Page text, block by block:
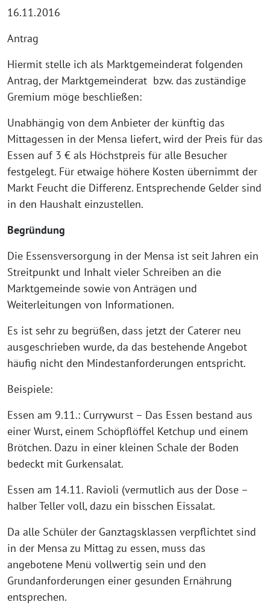
16.11.2016
Antrag
Hiermit stelle ich als Marktgemeinderat folgenden
Antrag, der Marktgemeinderat bzw. das zuständige
Gremium möge beschließen:
Unabhängig von dem Anbieter der künftig das
Mittagessen in der Mensa liefert, wird der Preis für das
Essen auf 3 € als Höchstpreis für alle Besucher
festgelegt. Für etwaige höhere Kosten übernimmt der
Markt Feucht die Differenz. Entsprechende Gelder sind
in den Haushalt einzustellen.
Begründung
Die Essensversorgung in der Mensa ist seit Jahren ein
Streitpunkt und Inhalt vieler Schreiben an die
Marktgemeinde sowie von Anträgen und
Weiterleitungen von Informationen.
Es ist sehr zu begrüßen, dass jetzt der Caterer neu
ausgeschrieben wurde, da das bestehende Angebot
häufig nicht den Mindestanforderungen entspricht.
Beispiele:
Essen am 9.11.: Currywurst – Das Essen bestand aus
einer Wurst, einem Schöpflöffel Ketchup und einem
Brötchen. Dazu in einer kleinen Schale der Boden
bedeckt mit Gurkensalat.
Essen am 14.11. Ravioli (vermutlich aus der Dose –
halber Teller voll, dazu ein bisschen Eissalat.
Da alle Schüler der Ganztagsklassen verpflichtet sind
in der Mensa zu Mittag zu essen, muss das
angebotene Menü vollwertig sein und den
Grundanforderungen einer gesunden Ernährung
entsprechen.